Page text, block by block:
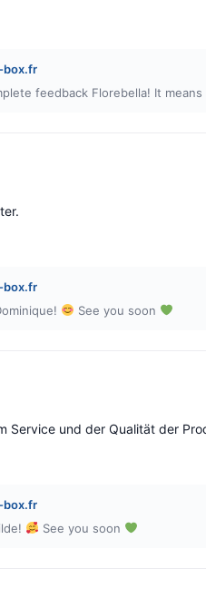
box.fr
feedback Florebella! It
box.fr
See you soon
Service und der Qualität der
box.fr
See you soon